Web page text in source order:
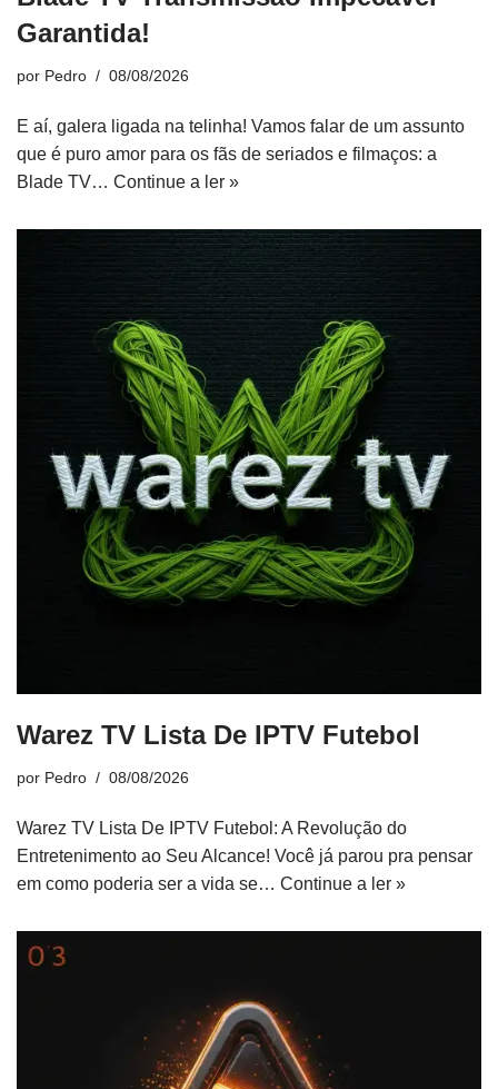
Garantida!
por Pedro 08/08/2026
E aí, galera ligada na telinha! Vamos falar de um assunto
que é puro amor para os fãs de seriados e filmaços: a
Blade TV… Continue a ler »
Warez TV Lista De IPTV Futebol
por Pedro 08/08/2026
Warez TV Lista De IPTV Futebol: A Revolução do
Entretenimento ao Seu Alcance! Você já parou pra pensar
em como poderia ser a vida se… Continue a ler »